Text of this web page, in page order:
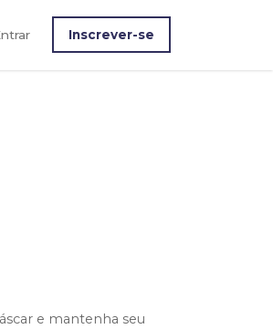
Inscrever-se
e mantenha seu